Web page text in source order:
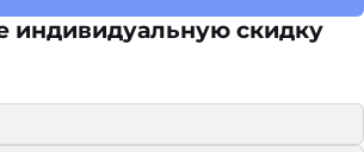
индивидуальную скидку